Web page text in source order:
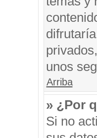
unos
Arriba
» ¿Por
Si no